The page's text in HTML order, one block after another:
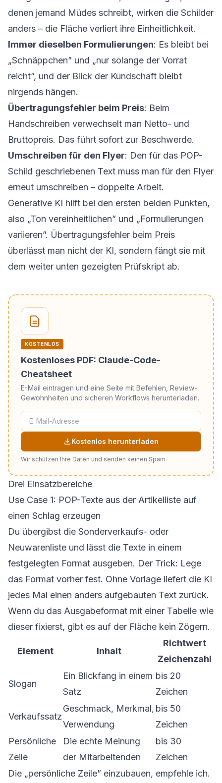
denen jemand Müdes schreibt, wirken die Schilder
anders – die Fläche verliert ihre Einheitlichkeit.
Immer dieselben Formulierungen: Es bleibt bei
„Schnäppchen” und „nur solange der Vorrat
reicht”, und der Blick der Kundschaft bleibt
nirgends hängen.
Übertragungsfehler beim Preis: Beim
Handschreiben verwechselt man Netto- und
Bruttopreis. Das führt sofort zur Beschwerde.
Umschreiben für den Flyer: Den für das POP-
Schild geschriebenen Text muss man für den Flyer
erneut umschreiben – doppelte Arbeit.
Generative KI hilft bei den ersten beiden Punkten,
also „Ton vereinheitlichen” und „Formulierungen
variieren”. Übertragungsfehler beim Preis
überlässt man nicht der KI, sondern fängt sie mit
dem weiter unten gezeigten Prüfskript ab.
KOSTENLOS
Kostenloses PDF: Claude-Code-
Cheatsheet
E-Mail eintragen und eine Seite mit Befehlen, Review-
Gewohnheiten und sicheren Workflows herunterladen.
Kostenlos herunterladen
Wir schützen Ihre Daten und senden keinen Spam.
Drei Einsatzbereiche
Use Case 1: POP-Texte aus der Artikelliste auf
einen Schlag erzeugen
Du übergibst die Sonderverkaufs- oder
Neuwarenliste und lässt die Texte in einem
festgelegten Format ausgeben. Der Trick: Lege
das Format vorher fest. Ohne Vorlage liefert die KI
jedes Mal einen anders aufgebauten Text zurück.
Wenn du das Ausgabeformat mit einer Tabelle wie
dieser fixierst, gibt es auf der Fläche kein Zögern.
Element Inhalt
Richtwert
Zeichenzahl
Slogan
Ein Blickfang in einem
Satz
bis 20
Zeichen
Verkaufssatz
Geschmack, Merkmal,
Verwendung
bis 50
Zeichen
Persönliche
Zeile
Die echte Meinung
der Mitarbeitenden
bis 30
Zeichen
Die „persönliche Zeile” einzubauen, empfehle ich.